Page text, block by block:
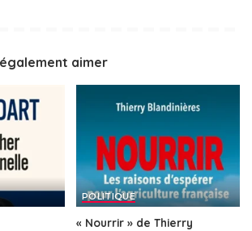
aimer
POLITIQUE
« Nourrir » de Thierry